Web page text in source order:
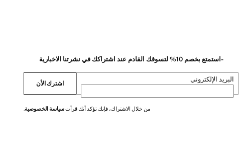
-استمتع بخصم 10% لتسوقك القادم عند اشتراكك في نشرتنا الاخبارية
البريد الإلكتروني اشترك الأن
من خلال الاشتراك، فإنك تؤكد أنك قرأتسياسة الخصوصية.